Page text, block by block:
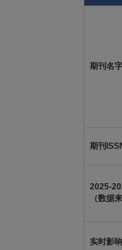
期刊名字
期刊
2025-
（数据
实时影